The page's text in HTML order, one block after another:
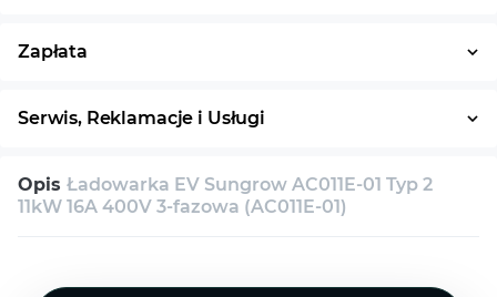
Zapłata
Serwis, Reklamacje i Usługi
Konsultacja
Opis Ładowarka EV Sungrow AC011E-01 Typ 2
11kW 16A 400V 3-fazowa (AC011E-01)